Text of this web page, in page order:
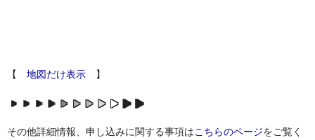
【 地図だけ表示 】
その他詳細情報、申し込みに関する事項はこちらのページをご覧く